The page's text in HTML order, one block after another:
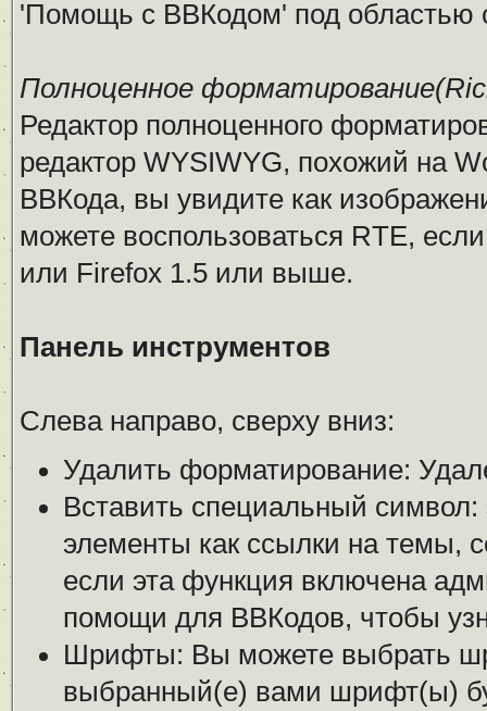
'Помощь с BBКодом' под областью
Полноценное
Редактор полноценного
редактор WYSIWYG, похожий на
ВВКода, вы увидите как
можете воспользоваться RTE,
или Firefox 1.5 или выше.
Панель инструментов
Слева направо, сверху вниз:
Удалить форматирование:
Вставить специальный символ:
элементы как ссылки на темы,
если эта функция включена
помощи для ВВКодов, чтобы
Шрифты: Вы можете выбрать
выбранный(е) вами шрифт(ы)